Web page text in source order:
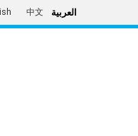
العربية 中文